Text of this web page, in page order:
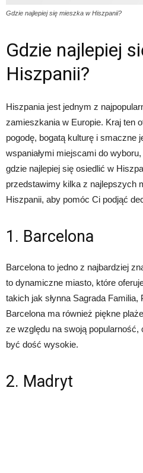
Gdzie najlepiej się mieszka w Hiszpanii?
Gdzie najlepiej
Hiszpanii?
Hiszpania jest jednym z
zamieszkania w Europie. Kraj ten
pogodę, bogatą kulturę i smaczne
wspaniałymi miejscami do
gdzie najlepiej się osiedlić w
przedstawimy kilka z najlepszych
Hiszpanii, aby pomóc Ci podjąć
1. Barcelona
Barcelona to jedno z najbardziej
to dynamiczne miasto, które
takich jak słynna Sagrada
Barcelona ma również piękne
ze względu na swoją
być dość wysokie.
2. Madryt